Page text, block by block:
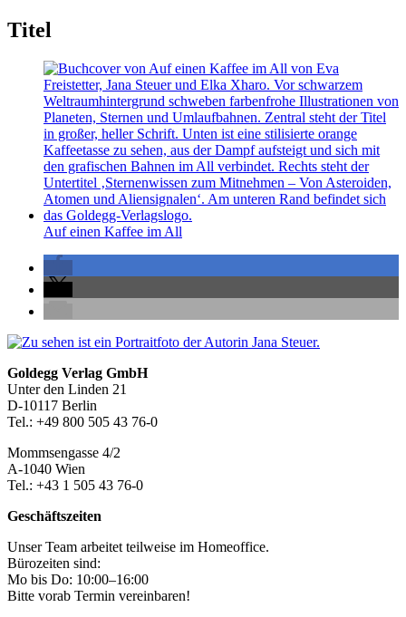
Titel
Auf einen Kaffee im All
Seitenleiste
Footer-
Section
Goldegg Verlag GmbH
Unter den Linden 21
D-10117 Berlin
Tel.: +49 800 505 43 76-0
Mommsengasse 4/2
A-1040 Wien
Tel.: +43 1 505 43 76-0
Geschäftszeiten
Unser Team arbeitet teilweise im Homeoffice.
Bürozeiten sind:
Mo bis Do: 10:00–16:00
Bitte vorab Termin vereinbaren!